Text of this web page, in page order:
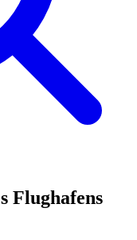
Flughafens